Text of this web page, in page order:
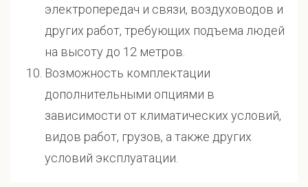
электропередач и связи, воздуховодов и
других работ, требующих подъема людей
на высоту до 12 метров.
Возможность комплектации
дополнительными опциями в
зависимости от климатических условий,
видов работ, грузов, а также других
условий эксплуатации.